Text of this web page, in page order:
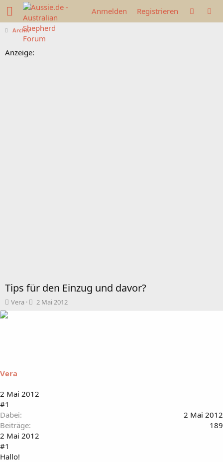
Anmelden Registrieren
Archiv
Anzeige:
Tips für den Einzug und davor?
T
h
a
t
Vera
B
e
m
2 Mai 2012
Vera
2 Mai 2012
#1
Dabei
2 Mai 2012
Beiträge
189
2 Mai 2012
#1
Hallo!